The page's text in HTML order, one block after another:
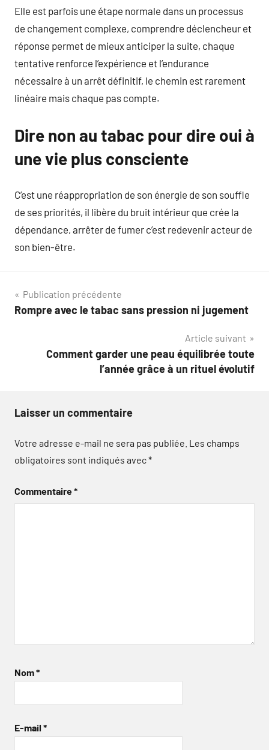
Elle est parfois une étape normale dans un processus
de changement complexe, comprendre déclencheur et
réponse permet de mieux anticiper la suite, chaque
tentative renforce l’expérience et l’endurance
nécessaire à un arrêt définitif, le chemin est rarement
linéaire mais chaque pas compte.
Dire non au tabac pour dire oui à
une vie plus consciente
C’est une réappropriation de son énergie de son souffle
de ses priorités, il libère du bruit intérieur que crée la
dépendance, arrêter de fumer c’est redevenir acteur de
son bien-être.
Navigation
de
Publication précédente
Rompre avec le tabac sans pression ni jugement
Article suivant
Comment garder une peau équilibrée toute
l’année grâce à un rituel évolutif
Laisser un commentaire
Votre adresse e-mail ne sera pas publiée. Les champs
obligatoires sont indiqués avec*
Commentaire*
Nom*
E-mail *